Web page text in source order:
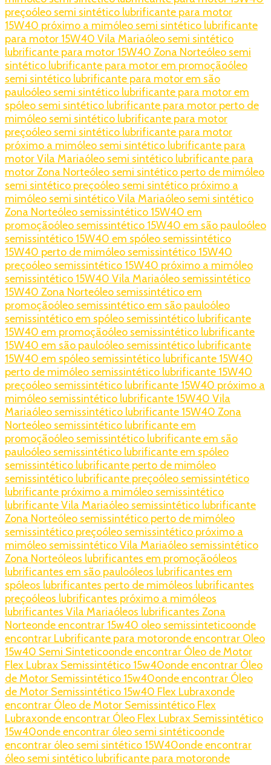
preçoóleo semi sintético lubrificante para motor
15W40 próximo a mimóleo semi sintético lubrificante
para motor 15W40 Vila Mariaóleo semi sintético
lubrificante para motor 15W40 Zona Norteóleo semi
sintético lubrificante para motor em promoçãoóleo
semi sintético lubrificante para motor em são
pauloóleo semi sintético lubrificante para motor em
spóleo semi sintético lubrificante para motor perto de
mimóleo semi sintético lubrificante para motor
preçoóleo semi sintético lubrificante para motor
próximo a mimóleo semi sintético lubrificante para
motor Vila Mariaóleo semi sintético lubrificante para
motor Zona Norteóleo semi sintético perto de mimóleo
semi sintético preçoóleo semi sintético próximo a
mimóleo semi sintético Vila Mariaóleo semi sintético
Zona Norteóleo semissintético 15W40 em
promoçãoóleo semissintético 15W40 em são pauloóleo
semissintético 15W40 em spóleo semissintético
15W40 perto de mimóleo semissintético 15W40
preçoóleo semissintético 15W40 próximo a mimóleo
semissintético 15W40 Vila Mariaóleo semissintético
15W40 Zona Norteóleo semissintético em
promoçãoóleo semissintético em são pauloóleo
semissintético em spóleo semissintético lubrificante
15W40 em promoçãoóleo semissintético lubrificante
15W40 em são pauloóleo semissintético lubrificante
15W40 em spóleo semissintético lubrificante 15W40
perto de mimóleo semissintético lubrificante 15W40
preçoóleo semissintético lubrificante 15W40 próximo a
mimóleo semissintético lubrificante 15W40 Vila
Mariaóleo semissintético lubrificante 15W40 Zona
Norteóleo semissintético lubrificante em
promoçãoóleo semissintético lubrificante em são
pauloóleo semissintético lubrificante em spóleo
semissintético lubrificante perto de mimóleo
semissintético lubrificante preçoóleo semissintético
lubrificante próximo a mimóleo semissintético
lubrificante Vila Mariaóleo semissintético lubrificante
Zona Norteóleo semissintético perto de mimóleo
semissintético preçoóleo semissintético próximo a
mimóleo semissintético Vila Mariaóleo semissintético
Zona Norteóleos lubrificantes em promoçãoóleos
lubrificantes em são pauloóleos lubrificantes em
spóleos lubrificantes perto de mimóleos lubrificantes
preçoóleos lubrificantes próximo a mimóleos
lubrificantes Vila Mariaóleos lubrificantes Zona
Norteonde encontrar 15w40 oleo semissinteticoonde
encontrar Lubrificante para motoronde encontrar Oleo
15w40 Semi Sinteticoonde encontrar Óleo de Motor
Flex Lubrax Semissintético 15w40onde encontrar Óleo
de Motor Semissintético 15w40onde encontrar Óleo
de Motor Semissintético 15w40 Flex Lubraxonde
encontrar Óleo de Motor Semissintético Flex
Lubraxonde encontrar Óleo Flex Lubrax Semissintético
15w40onde encontrar óleo semi sintéticoonde
encontrar óleo semi sintético 15W40onde encontrar
óleo semi sintético lubrificante para motoronde